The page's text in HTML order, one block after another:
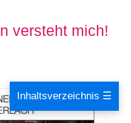
versteht mich!
Inhaltsverzeichnis ☰